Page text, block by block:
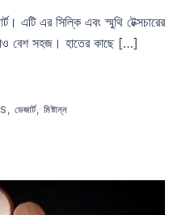
এটি এর সিল্কি এবং স্মুথি টেক্সচারের
বেশ সহজ। হাতের কাছে […]
ডেজার্ট, মিষ্টান্ন